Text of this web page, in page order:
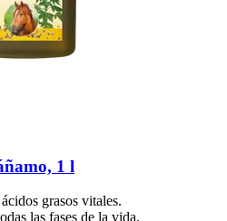
1 l
grasos vitales.
las fases de la vida.